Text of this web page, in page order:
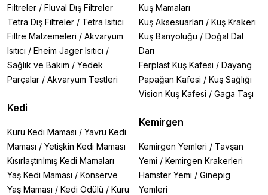
Filtreler / Fluval Dış Filtreler
Tetra Dış Filtreler / Tetra Isıtıcı
Filtre Malzemeleri / Akvaryum
Isıtıcı / Eheim Jager Isıtıcı /
Sağlık ve Bakım / Yedek
Parçalar / Akvaryum Testleri
Kedi
Kuru Kedi Maması / Yavru Kedi
Maması / Yetişkin Kedi Maması
Kısırlaştırılmış Kedi Mamaları
Yaş Kedi Maması / Konserve
Yaş Maması / Kedi Ödülü / Kuru
Kuş Mamaları
Kuş Aksesuarları / Kuş Krakeri
Kuş Banyoluğu / Doğal Dal
Darı
Ferplast Kuş Kafesi / Dayang
Papağan Kafesi / Kuş Sağlığı
Vision Kuş Kafesi / Gaga Taşı
Kemirgen
Kemirgen Yemleri / Tavşan
Yemi / Kemirgen Krakerleri
Hamster Yemi / Ginepig
Yemleri